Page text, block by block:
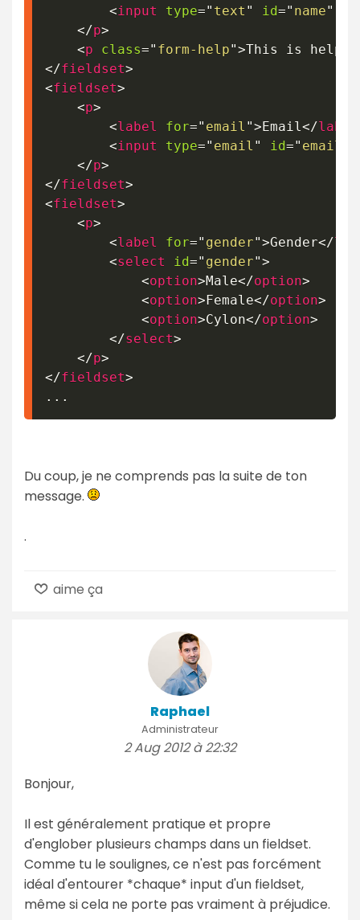
<input type=" text " id=" name"
</p>
<p class=" form-help">This is help
</fieldset>
<fieldset>
<p>
<label for=" email ">Email </label
<input type=" email " id=" email
</p>
</fieldset>
<fieldset>
<p>
<label for=" gender">Gender</
<select id=" gender">
<option>Male</option>
<option>Female</option>
<option>Cylon</option>
</select>
</p>
</fieldset>
...
Du coup, je ne comprends pas la suite de ton
message.
.
aime ça
Raphael
Administrateur
2 Aug 2012 à 22:32
Bonjour,
Il est généralement pratique et propre
d'englober plusieurs champs dans un fieldset.
Comme tu le soulignes, ce n'est pas forcément
idéal d'entourer *chaque* input d'un fieldset,
même si cela ne porte pas vraiment à préjudice.